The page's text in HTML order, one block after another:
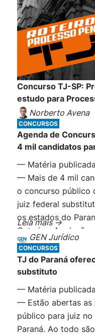
Concurso TJ-SP:
estudo para
Norberto Avena
CONCURSOS
Agenda de
4 mil candidatos
— Matéria
— Mais de 4 mil
o concurso público
juiz federal
os estados do
Catarina. A relação
Do total de […]
Leia mais ->
GEN Jurídico
CONCURSOS
TJ do Paraná
substituto
— Matéria
— Estão abertas as
público para juiz
Paraná. Ao todo